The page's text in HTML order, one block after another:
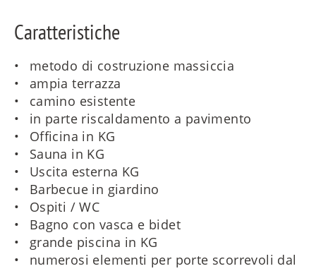
Caratteristiche
metodo di costruzione massiccia
ampia terrazza
camino esistente
in parte riscaldamento a pavimento
Officina in KG
Sauna in KG
Uscita esterna KG
Barbecue in giardino
Ospiti / WC
Bagno con vasca e bidet
grande piscina in KG
numerosi elementi per porte scorrevoli dal